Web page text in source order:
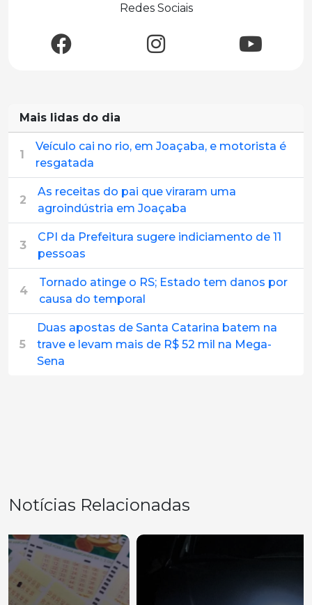
Redes Sociais
Mais lidas do dia
1
Veículo cai no rio, em Joaçaba, e motorista é
resgatada
2
As receitas do pai que viraram uma
agroindústria em Joaçaba
3
CPI da Prefeitura sugere indiciamento de 11
pessoas
4
Tornado atinge o RS; Estado tem danos por
causa do temporal
5
Duas apostas de Santa Catarina batem na
trave e levam mais de R$ 52 mil na Mega-
Sena
Notícias Relacionadas